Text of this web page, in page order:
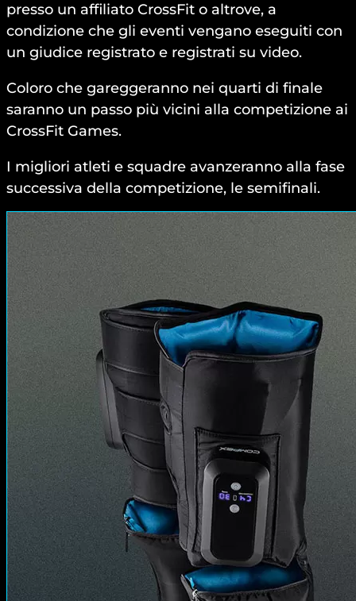
presso un affiliato CrossFit o altrove, a
condizione che gli eventi vengano eseguiti con
un giudice registrato e registrati su video.
Coloro che gareggeranno nei quarti di finale
saranno un passo più vicini alla competizione ai
CrossFit Games.
I migliori atleti e squadre avanzeranno alla fase
successiva della competizione, le semifinali.